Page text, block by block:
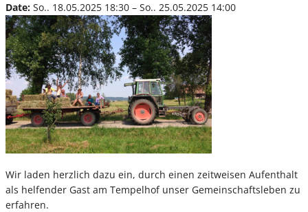
Date: So.. 18.05.2025 18:30 – So.. 25.05.2025 14:00
Wir laden herzlich dazu ein, durch einen zeitweisen Aufenthalt
als helfender Gast am Tempelhof unser Gemeinschaftsleben zu
erfahren.